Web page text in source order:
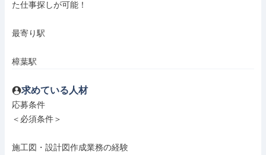
た仕事探しが可能！
最寄り駅
樟葉駅
求めている人材
応募条件
＜必須条件＞
施工図・設計図作成業務の経験